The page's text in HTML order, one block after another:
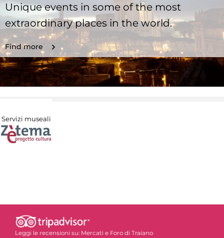
Unique events in some of the most
extraordinary places in the world.
Find more
Servizi museali
Leggi le recensioni su: Mercati e Foro di Traiano